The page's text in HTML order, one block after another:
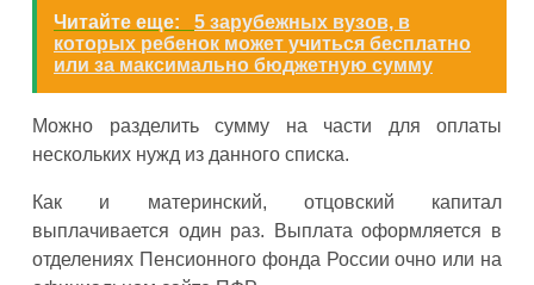
Читайте еще:
5 зарубежных вузов, в
которых ребенок может учиться бесплатно
или за максимально бюджетную сумму
Можно разделить сумму на части для оплаты
нескольких нужд из данного списка.
Как и материнский, отцовский капитал
выплачивается один раз. Выплата оформляется в
отделениях Пенсионного фонда России очно или на